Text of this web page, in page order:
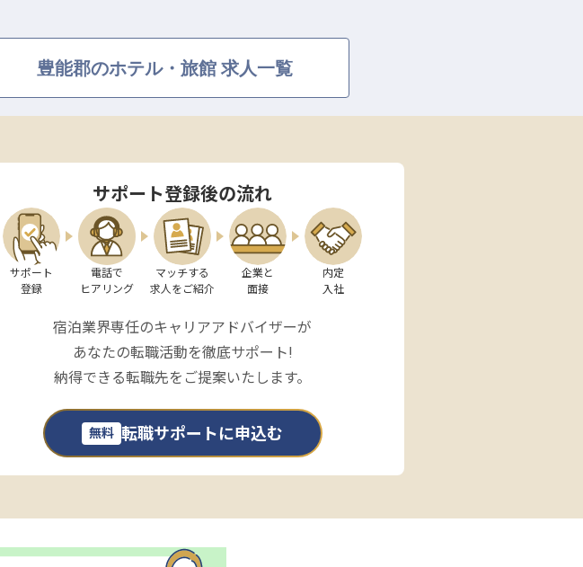
きましょう。
プを目指せる環境
を進められます。
がら長く活躍で
豊能郡のホテル・旅館 求人一覧
サポート登録後の流れ
サポート
登録
電話で
ヒアリング
マッチする
求人をご紹介
企業と
面接
内定
入社
宿泊業界専任のキャリアアドバイザーが
あなたの転職活動を徹底サポート!
納得できる転職先をご提案いたします。
無料 転職サポートに申込む